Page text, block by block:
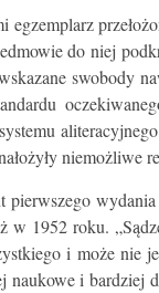
do niej
swobody
niemożliwe
wydania „A
w 1952 roku.
i może nie
i bardziej